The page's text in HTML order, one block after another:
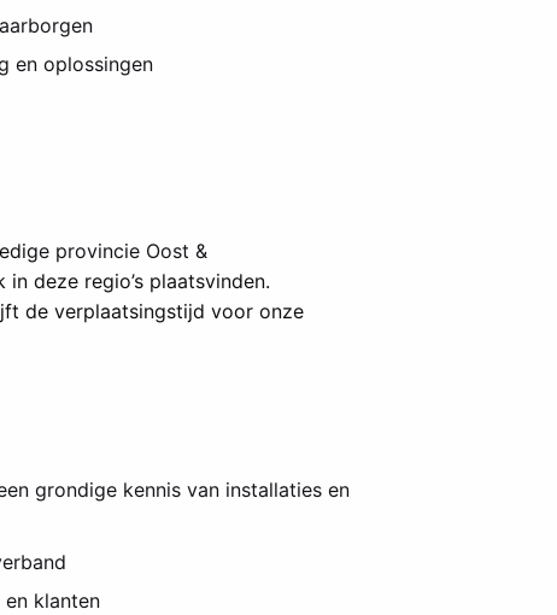
en oplossingen
e provincie Oost &
deze regio’s plaatsvinden.
de verplaatsingstijd voor onze
grondige kennis van installaties en
klanten